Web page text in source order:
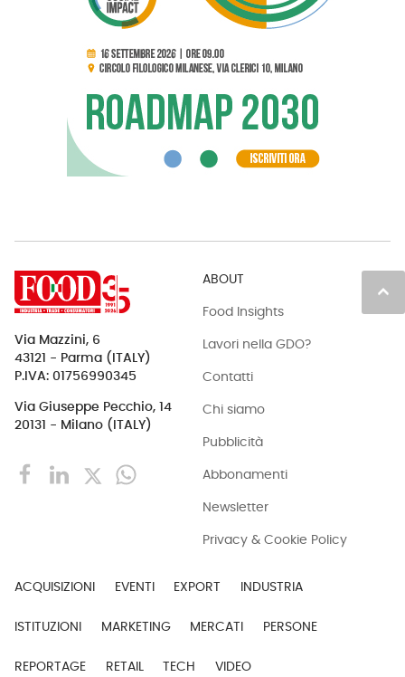
keyboard_arrow_up
Via Mazzini, 6
43121 - Parma (ITALY)
P.IVA: 01756990345
Via Giuseppe Pecchio, 14
20131 - Milano (ITALY)
ABOUT
Food Insights
Lavori nella GDO?
Contatti
Chi siamo
Pubblicità
Abbonamenti
Newsletter
Privacy & Cookie Policy
ACQUISIZIONI EVENTI EXPORT INDUSTRIA
ISTITUZIONI MARKETING MERCATI PERSONE
REPORTAGE RETAIL TECH VIDEO